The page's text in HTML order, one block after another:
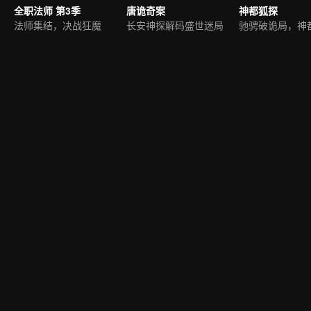
全职法师 第3季
法师集结，决战狂魔
唐诡奇案
长安神探解码盛世迷局
神都狐探